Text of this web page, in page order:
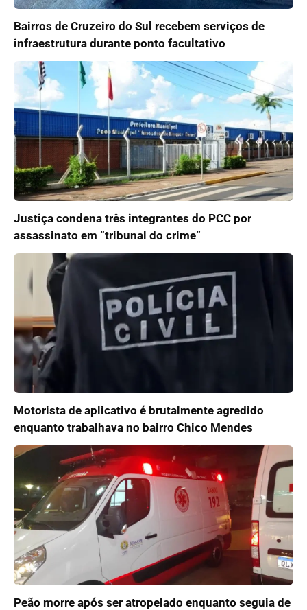
Bairros de Cruzeiro do Sul recebem serviços de
infraestrutura durante ponto facultativo
Justiça condena três integrantes do PCC por
assassinato em “tribunal do crime”
Motorista de aplicativo é brutalmente agredido
enquanto trabalhava no bairro Chico Mendes
Peão morre após ser atropelado enquanto seguia de